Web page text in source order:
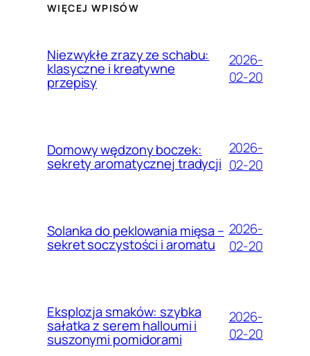
WIĘCEJ WPISÓW
Niezwykłe zrazy ze schabu:
klasyczne i kreatywne
przepisy
2026-
02-20
Domowy wędzony boczek:
sekrety aromatycznej tradycji
2026-
02-20
Solanka do peklowania mięsa –
sekret soczystości i aromatu
2026-
02-20
Eksplozja smaków: szybka
sałatka z serem halloumi i
suszonymi pomidorami
2026-
02-20